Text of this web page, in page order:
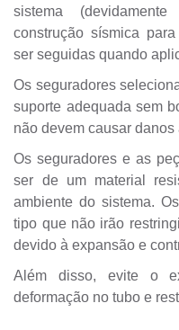
sistema
construção sísmica
ser seguidas quando
Os seguradores
suporte adequada sem
não devem causar
Os seguradores e as
ser de um material
ambiente do sistema.
tipo que não irão
devido à expansão e
Além disso, evite o
deformação no tubo e